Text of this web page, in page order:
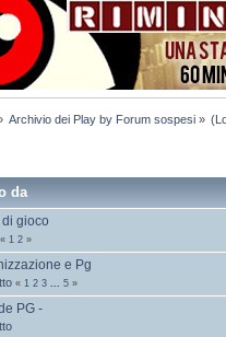
Archivio dei Play by Forum sospesi»
da
di gioco
« 1 2 »
e Pg
« 1 2 3 5 »
PG -